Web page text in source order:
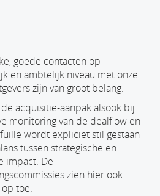
goede contacten op
en ambtelijk niveau met onze
zijn van groot belang.
acquisitie-aanpak alsook bij
monitoring van de dealflow en
wordt expliciet stil gestaan
tussen strategische en
impact. De
zien hier ook
toe.